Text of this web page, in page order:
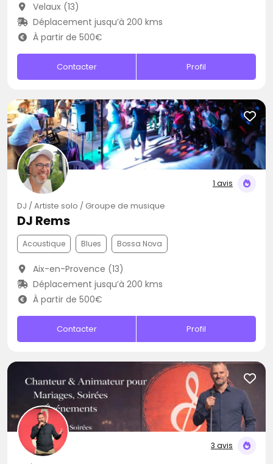
Velaux (13)
Déplacement jusqu’à 200 kms
À partir de 500€
Contacter Profil
1 avis
DJ / Artiste solo / Groupe de musique
DJ Rems
Acoustique Blues Bossa Nova
Aix-en-Provence (13)
Déplacement jusqu’à 200 kms
À partir de 500€
Contacter Profil
3 avis